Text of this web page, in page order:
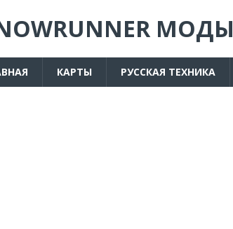
МОДЫ
КАРТЫ РУССКАЯ ТЕХНИКА